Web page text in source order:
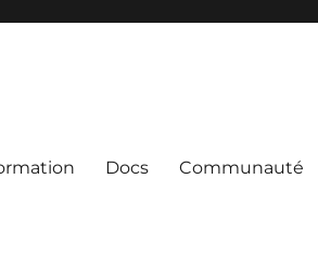
Docs Communauté